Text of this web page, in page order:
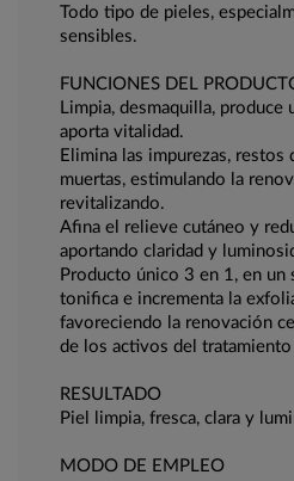
Todo tipo de pieles,
sensibles.
FUNCIONES DEL
Limpia, desmaquilla,
aporta vitalidad.
Elimina las impurezas, restos
muertas, estimulando la
revitalizando.
Afina el relieve cutáneo y
aportando claridad y
Producto único 3 en 1, en un
tonifica e incrementa la
favoreciendo la renovación
de los activos del tratamiento
RESULTADO
Piel limpia, fresca, clara y
MODO DE EMPLEO